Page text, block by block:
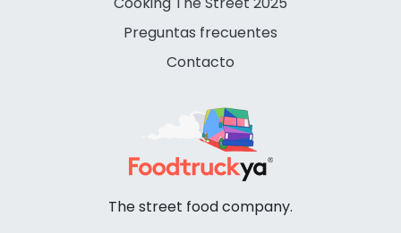
Preguntas frecuentes
Contacto
The street food company.